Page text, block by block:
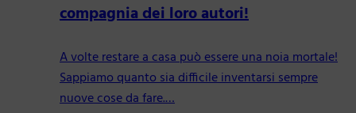
compagnia dei loro autori!
A volte restare a casa può essere una noia mortale!
Sappiamo quanto sia difficile inventarsi sempre
nuove cose da fare.…